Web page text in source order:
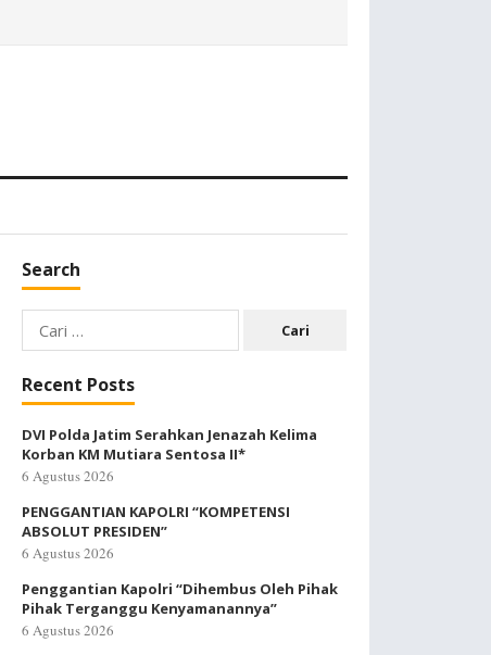
Search
Cari
untuk:
Recent Posts
DVI Polda Jatim Serahkan Jenazah Kelima
Korban KM Mutiara Sentosa II*
6 Agustus 2026
PENGGANTIAN KAPOLRI “KOMPETENSI
ABSOLUT PRESIDEN”
6 Agustus 2026
Penggantian Kapolri “Dihembus Oleh Pihak
Pihak Terganggu Kenyamanannya”
6 Agustus 2026